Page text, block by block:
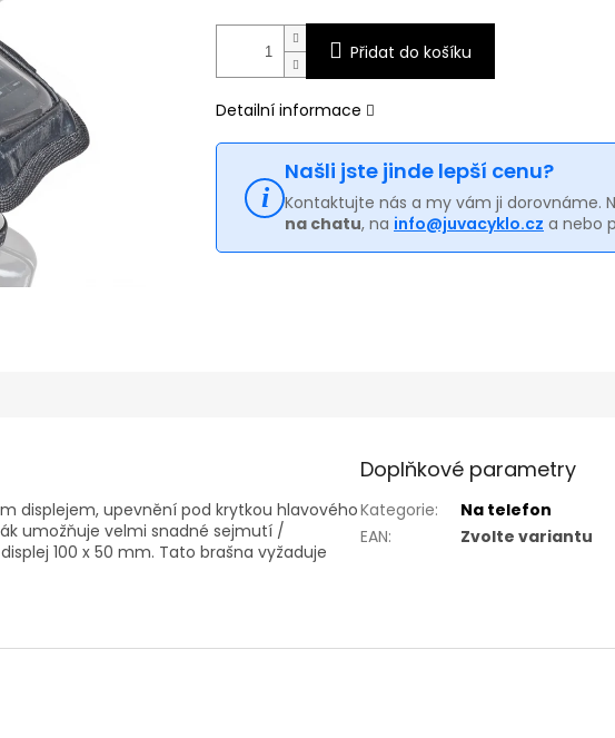
Přidat do košíku
Detailní informace
Našli jste jinde lepší cenu?
Kontaktujte nás a my vám ji dorovnáme.
na chatu, na info@juvacyklo.cz a nebo
displejem, upevnění pod krytkou hlavového
umožňuje velmi snadné sejmutí /
100 x 50 mm. Tato brašna vyžaduje
Doplňkové parametry
Kategorie:
Na telefon
EAN: Zvolte variantu